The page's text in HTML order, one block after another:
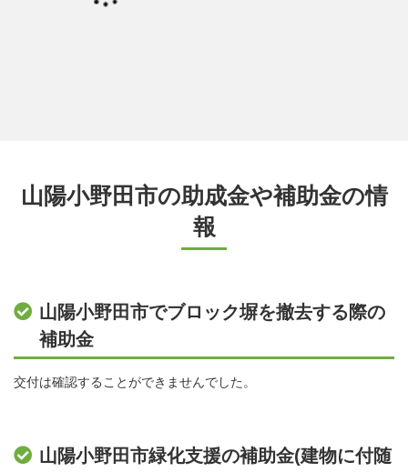
山陽小野田市の助成金や補助金の情
報
山陽小野田市でブロック塀を撤去する際の
補助金
交付は確認することができませんでした。
山陽小野田市緑化支援の補助金(建物に付随